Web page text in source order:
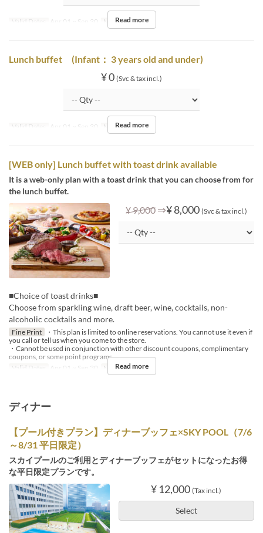
Valid Dates Apr 01 ~ Sep 30 Meals Lunch
Read more
Lunch buffet (Infant： 3 years old and under)
¥ 0 (Svc & tax incl.)
Valid Dates Apr 01 ~ Sep 30 Meals Lunch
Read more
[WEB only] Lunch buffet with toast drink available
It is a web-only plan with a toast drink that you can choose from for
the lunch buffet.
¥ 9,000 ⇒¥ 8,000 (Svc & tax incl.)
■Choice of toast drinks■
Choose from sparkling wine, draft beer, wine, cocktails, non-
alcoholic cocktails and more.
Fine Print
・This plan is limited to online reservations. You cannot use it even if
you call or tell us when you come to the store.
・Cannot be used in conjunction with other discount coupons, complimentary
coupons, or some point programs.
Valid Dates
Apr 01 ~ Sep 30 Meals Lunch
Read more
ディナー
【プール付きプラン】ディナーブッフェ×SKY POOL（7/6
～8/31 平日限定）
スカイプールのご利用とディナーブッフェがセットになったお得
な平日限定プランです。
¥ 12,000 (Tax incl.)
Select